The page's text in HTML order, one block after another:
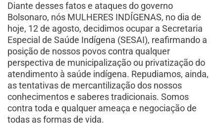
Diante desses fatos e ataques do governo
Bolsonaro, nós MULHERES INDÍGENAS, no dia de
hoje, 12 de agosto, decidimos ocupar a Secretaria
Especial de Saúde Indígena (SESAI), reafirmando a
posição de nossos povos contra qualquer
perspectiva de municipalização ou privatização do
atendimento à saúde indígena. Repudiamos, ainda,
as tentativas de mercantilização dos nossos
conhecimentos e saberes tradicionais. Somos
contra toda e qualquer ameaça e negociação de
todas as formas de vida.